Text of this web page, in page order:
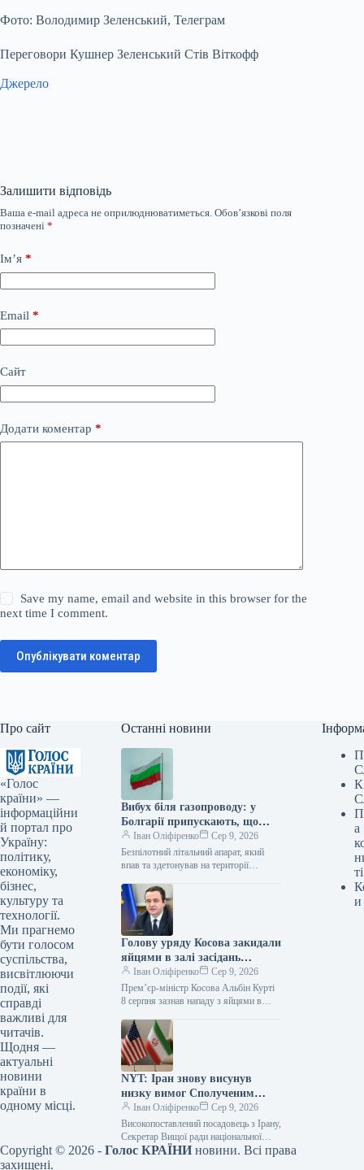
Фото: Володимир Зеленський, Телеграм
Переговори Кушнер Зеленський Стів Віткофф
Джерело
Залишити відповідь
Ваша e-mail адреса не оприлюднюватиметься. Обов’язкові поля
позначені *
Ім’я *
Email *
Сайт
Додати коментар *
Save my name, email and website in this browser for the
next time I comment.
Опублікувати коментар
Про сайт
«Голос
країни» —
інформаційни
й портал про
Україну:
політику,
економіку,
бізнес,
культуру та
технології.
Ми прагнемо
бути голосом
суспільства,
висвітлюючи
події, які
справді
важливі для
читачів.
Щодня —
актуальні
новини
країни в
одному місці.
Останні новини
Вибух біля газопроводу: у
Болгарії припускають, що
дрон міг належати Україні
Іван Оліфіренко
Сер 9, 2026
Безпілотний літальний апарат, який
впав та здетонував на території
найімовірніше, є дроном-приманкою
«Майя», що активно
використовується…
Голову уряду Косова закидали
яйцями в залі засідань
парламенту
Іван Оліфіренко
Сер 9, 2026
Прем’єр-міністр Косова Альбін Курті
8 серпня зазнав нападу з яйцями в
Цю інформацію розповсюдив Euractiv,
…
NYT: Іран знову висунув
низку вимог Сполученим
Штатам для розблокування
Ормузької протоки
Іван Оліфіренко
Сер 9, 2026
Високопоставлений посадовець з Ірану,
Секретар Вищої ради національної
безпеки Мохаммад Багер Зольгадр,
а
ті
и
Copyright © 2026 - Голос КРАЇНИ новини. Всі права
захищені.